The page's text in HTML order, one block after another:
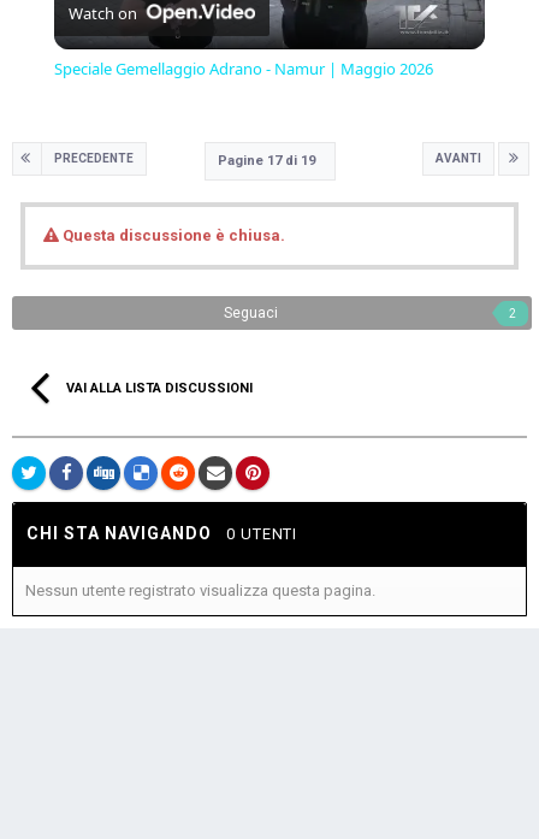
Video
Watch on
Speciale Gemellaggio Adrano - Namur | Maggio 2026
PRECEDENTE AVANTI
Pagine 17 di 19
Questa discussione è chiusa.
Seguaci 2
VAI ALLA LISTA DISCUSSIONI
CHI STA NAVIGANDO 0 UTENTI
Nessun utente registrato visualizza questa pagina.